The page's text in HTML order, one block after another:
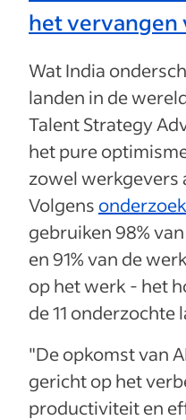
het vervangen
Wat India
landen in de
Talent Strategy
het pure
zowel werkgevers
Volgens
gebruiken 98%
en 91% van de
op het werk - het
de 11 onderzochte
"De opkomst van
gericht op het
productiviteit en